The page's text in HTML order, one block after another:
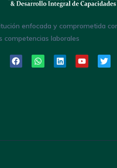
enfocada y comprometida
competencias laborales